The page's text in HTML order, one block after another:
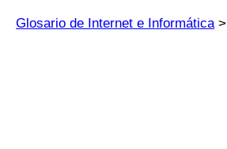
Glosario de Internet e Informática>